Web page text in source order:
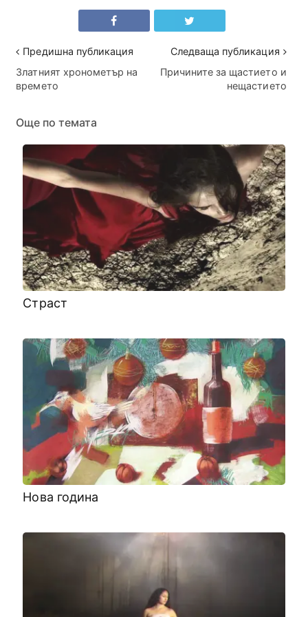
Предишна публикация
Златният хронометър на
времето
Следваща публикация
Причините за щастието и
нещастието
Още по темата
Страст
Нова година